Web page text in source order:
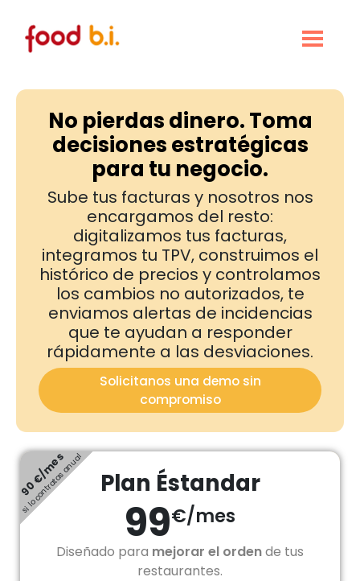
No pierdas dinero. Toma
decisiones estratégicas
para tu negocio.
Sube tus facturas y nosotros nos
encargamos del resto:
digitalizamos tus facturas,
integramos tu TPV, construimos el
histórico de precios y controlamos
los cambios no autorizados, te
enviamos alertas de incidencias
que te ayudan a responder
rápidamente a las desviaciones.
Solicitanos una demo sin
compromiso
90 €/mes
si lo contratas anual Plan Éstandar
99€/mes
Diseñado para mejorar el ordende tus
restaurantes.